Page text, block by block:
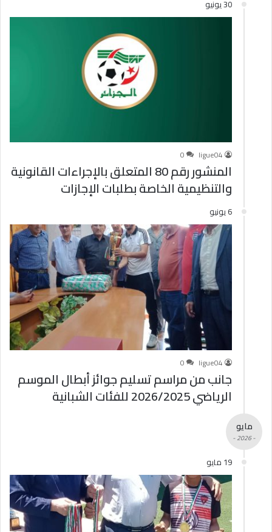
30 يونيو
ligue04
0
المنشور رقم 80 المتعلق بالإجراءات القانونية
والتنظيمية الخاصة بطلبات الإجازات
6 يونيو
ligue04
0
جانب من مراسم تسليم جوائز أبطال الموسم
الرياضي 2026/2025 للفئات الشبانية
مايو
- 2026 -
19 مايو